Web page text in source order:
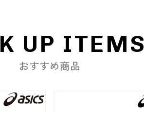
UP ITEMS
おすすめ商品